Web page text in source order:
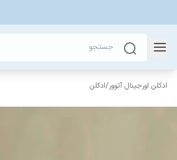
ادکلن اورجینال آتوور/ادکلن